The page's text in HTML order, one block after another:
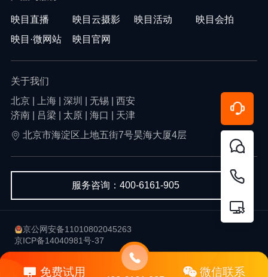
映目直播 映目云摄影 映目活动
映目会拍
映目·微网站
映目官网
关于我们
北京 | 上海 | 深圳 | 无锡 | 西安
济南 | 吕梁 | 太原 | 海口 | 天津
北京市海淀区上地五街7号昊海大厦4层
服务咨询：400-6161-905
京公网安备11010802045263
京ICP备14040981号-37
Copyright © 2013-2026 北京韦尔科技有限公司-映目 版权所有
免费试用 微信联系